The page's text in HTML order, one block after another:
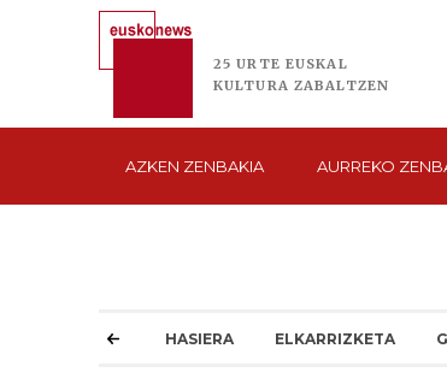
25 URTE EUSKAL
KULTURA ZABALTZEN
AZKEN ZENBAKIA AURREKO
HASIERA ELKARRIZKETA